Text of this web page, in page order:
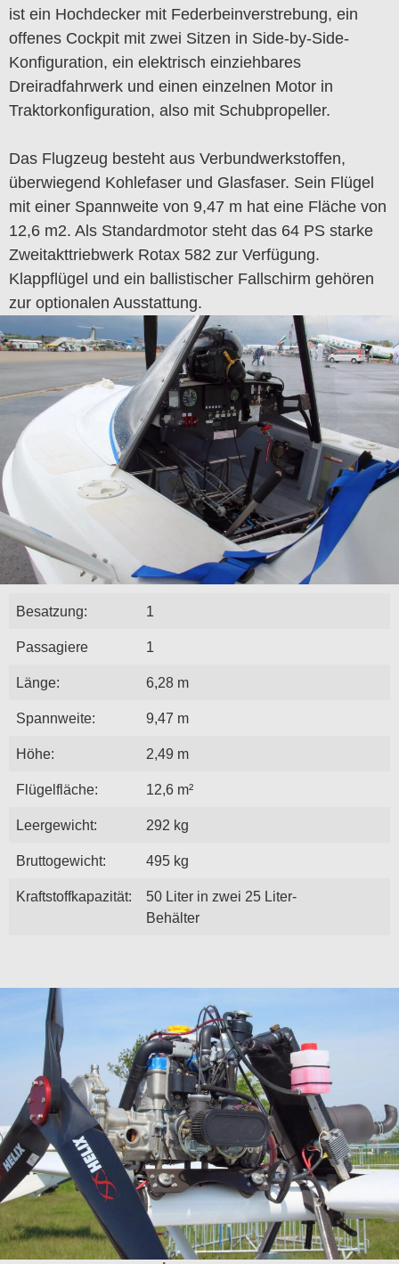
ist ein Hochdecker mit Federbeinverstrebung, ein
offenes Cockpit mit zwei Sitzen in Side-by-Side-
Konfiguration, ein elektrisch einziehbares
Dreiradfahrwerk und einen einzelnen Motor in
Traktorkonfiguration, also mit Schubpropeller.
Das Flugzeug besteht aus Verbundwerkstoffen,
überwiegend Kohlefaser und Glasfaser. Sein Flügel
mit einer Spannweite von 9,47 m hat eine Fläche von
12,6 m2. Als Standardmotor steht das 64 PS starke
Zweitakttriebwerk Rotax 582 zur Verfügung.
Klappflügel und ein ballistischer Fallschirm gehören
zur optionalen Ausstattung.
Besatzung: 1
Passagiere 1
Länge: 6,28 m
Spannweite: 9,47 m
Höhe: 2,49 m
Flügelfläche: 12,6 m²
Leergewicht: 292 kg
Bruttogewicht: 495 kg
Kraftstoffkapazität:
50 Liter in zwei 25 Liter-
Behälter